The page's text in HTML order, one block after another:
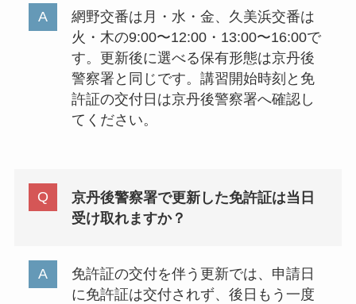
網野交番は月・水・金、久美浜交番は
火・木の9:00〜12:00・13:00〜16:00で
す。更新後に選べる保有形態は京丹後
警察署と同じです。講習開始時刻と免
許証の交付日は京丹後警察署へ確認し
てください。
京丹後警察署で更新した免許証は当日
受け取れますか？
免許証の交付を伴う更新では、申請日
に免許証は交付されず、後日もう一度